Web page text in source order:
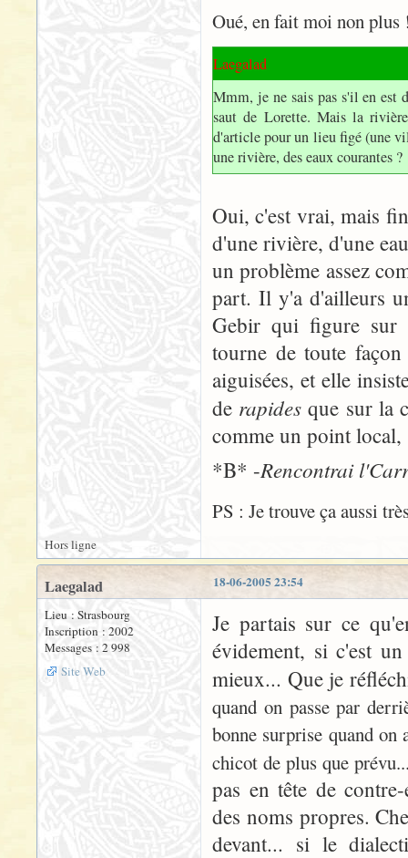
Oué, en fait moi non
Laegalad
Mmm, je ne sais pas s'il en est
saut de Lorette. Mais la
d'article pour un lieu figé (une
une rivière, des eaux courantes ?
Oui, c'est vrai, mais
d'une rivière, d'une
un problème assez
part. Il y'a d'ailleurs
Gebir qui figure sur
tourne de toute
aiguisées, et elle
de rapides que sur la
comme un point local,
*B* -Rencontrai
PS : Je trouve ça aussi
Hors ligne
18-06-2005 23:54
Laegalad
Lieu : Strasbourg
Inscription : 2002
Messages : 2 998
Site Web
Je partais sur ce
évidement, si c'est
mieux... Que je
quand on passe par
bonne surprise quand
chicot de plus que
pas en tête de
des noms propres.
devant... si le